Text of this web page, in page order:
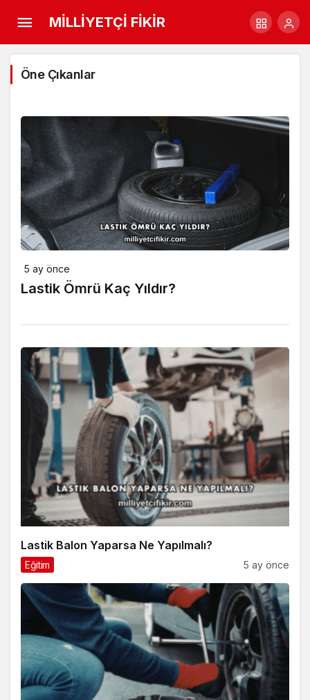
MİLLİYETÇİ FİKİR
Öne Çıkanlar
5 ay önce
Lastik Ömrü Kaç Yıldır?
Lastik Balon Yaparsa Ne Yapılmalı?
Eğitim 5 ay önce